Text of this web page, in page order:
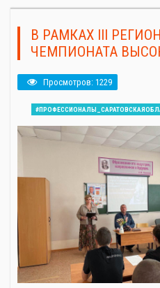
В РАМКАХ III
ЧЕМПИОНАТА
Просмотров: 1229